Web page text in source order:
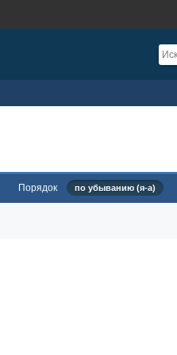
Порядок по убыванию (я-а)